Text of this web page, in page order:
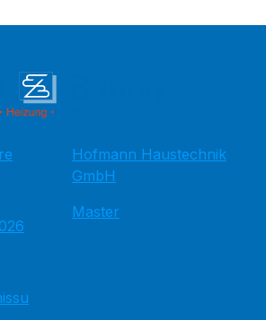
Hofmann Haustechnik
GmbH
Master